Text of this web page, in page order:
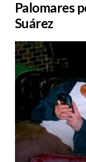
Palomares
Suárez